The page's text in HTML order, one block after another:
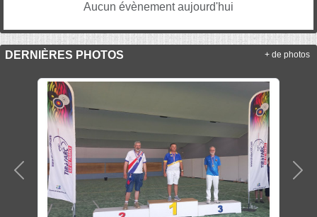
Aucun évènement aujourd'hui
DERNIÈRES PHOTOS
Précedent
+ de photos